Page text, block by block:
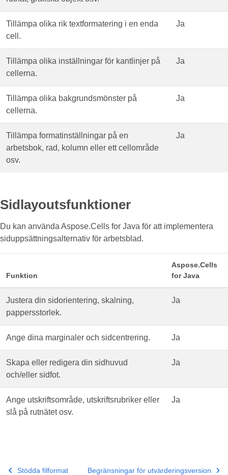
Tillämpa olika rik textformatering i en enda
cell.
Ja
Tillämpa olika inställningar för kantlinjer på
cellerna.
Ja
Tillämpa olika bakgrundsmönster på
cellerna.
Ja
Tillämpa formatinställningar på en
arbetsbok, rad, kolumn eller ett cellområde
osv.
Ja
Sidlayoutsfunktioner
Du kan använda Aspose.Cells for Java för att implementera
siduppsättningsalternativ för arbetsblad.
Funktion
Aspose.Cells
for Java
Justera din sidorientering, skalning,
pappersstorlek.
Ja
Ange dina marginaler och sidcentrering. Ja
Skapa eller redigera din sidhuvud
och/eller sidfot.
Ja
Ange utskriftsområde, utskriftsrubriker eller
slå på rutnätet osv.
Ja
Stödda filformat Begränsningar för utvärderingsversion